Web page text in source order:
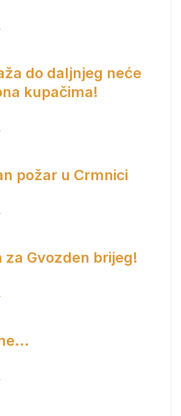
do daljnjeg neće
kupačima!
požar u Crmnici
za Gvozden brijeg!